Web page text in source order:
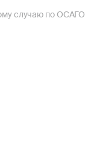
случаю по ОСАГО